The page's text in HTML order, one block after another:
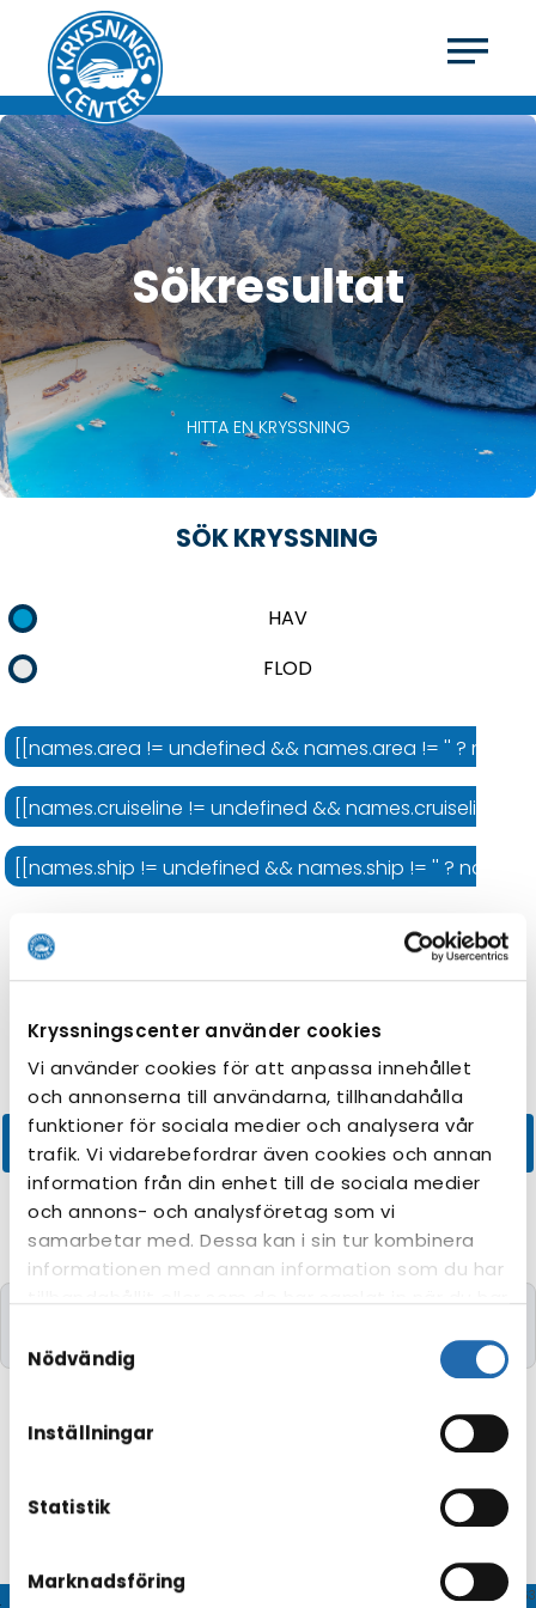
Kryssningscenter använder cookies
Vi använder cookies för att anpassa innehållet
och annonserna till användarna, tillhandahålla
funktioner för sociala medier och analysera vår
trafik. Vi vidarebefordrar även cookies och annan
information från din enhet till de sociala medier
och annons- och analysföretag som vi
samarbetar med. Dessa kan i sin tur kombinera
informationen med annan information som du har
användningen av kakor genom att förändra
Nödvändig
Inställningar
Statistik
Marknadsföring
Sökresultat
HITTA EN KRYSSNING
SÖK KRYSSNING
HAV
FLOD
[[names.area != undefined && names.area != '' ?
[[names.cruiseline != undefined && names.cruiseline !=
[[names.ship != undefined && names.ship != '' ?
Kryssningens längd
V4.1663